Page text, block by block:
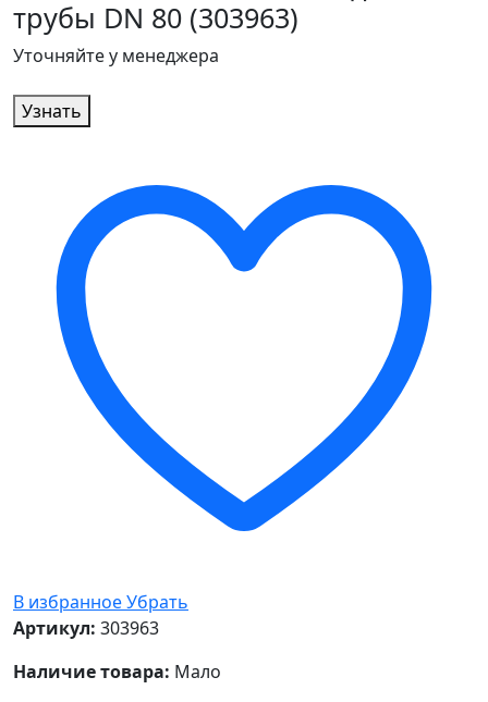
трубы DN 80 (303963)
Уточняйте у менеджера
Узнать
В избранноеУбрать
Артикул: 303963
Наличие товара: Мало